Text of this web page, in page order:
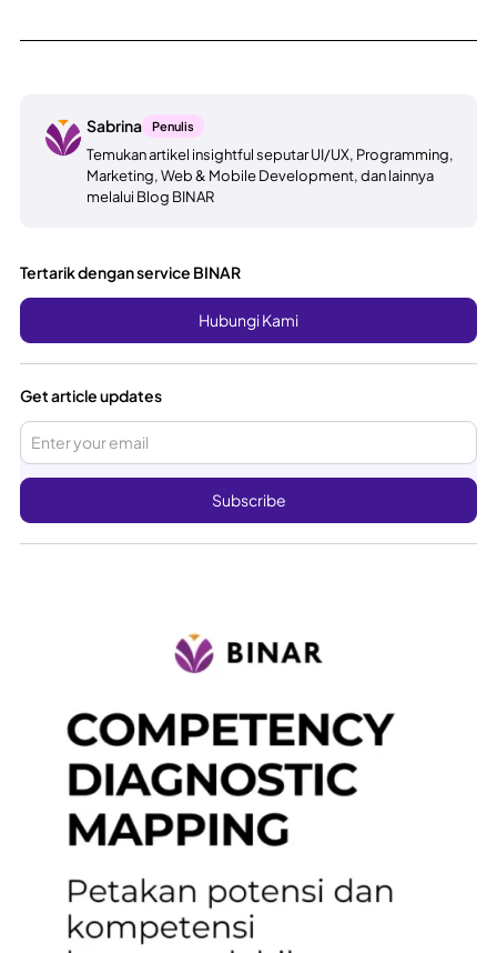
Sabrina Penulis
Temukan artikel insightful seputar UI/UX, Programming,
Marketing, Web & Mobile Development, dan lainnya
melalui Blog BINAR
Tertarik dengan service BINAR
Hubungi Kami
Get article updates